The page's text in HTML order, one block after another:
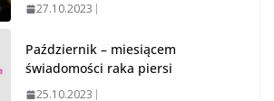
27.10.2023
Październik – miesiącem
świadomości raka piersi
25.10.2023